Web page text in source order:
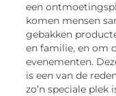
een
komen mensen
gebakken
en familie, en om
evenementen.
is een van de
zo’n speciale plek